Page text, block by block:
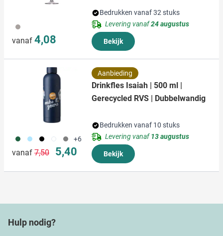
970
vanaf 4,08
Bedrukken vanaf 32 stuks
Levering vanaf24 augustus
Bekijk
374 363 001 002 003 +6
vanaf Normale prijs
7,50 Speciale prijs
5,40
Aanbieding
Drinkfles Isaiah | 500 ml |
Gerecycled RVS | Dubbelwandig
Bedrukken vanaf 10 stuks
Levering vanaf13 augustus
Bekijk
Hulp nodig?